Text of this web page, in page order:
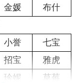
金媛
布什
小誉
七宝
招宝
雅虎
珍妮
草莓